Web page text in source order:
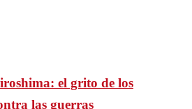
el grito de los
las guerras